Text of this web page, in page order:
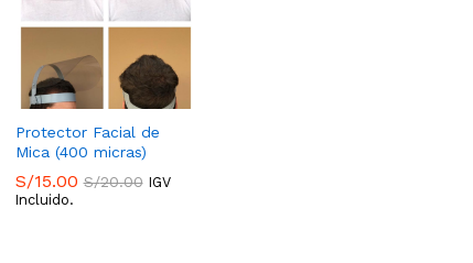
Protector Facial de
Mica (400 micras)
S/15.00 S/20.00 IGV
Incluido.